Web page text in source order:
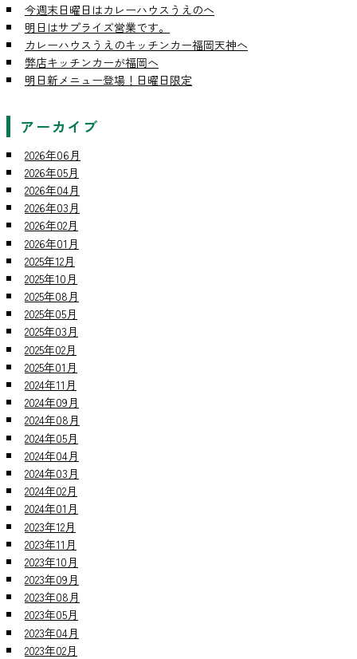
今週末日曜日はカレーハウスうえのへ
明日はサプライズ営業です。
カレーハウスうえのキッチンカー福岡天神へ
弊店キッチンカーが福岡へ
明日新メニュー登場！日曜日限定
アーカイブ
2026年06月
2026年05月
2026年04月
2026年03月
2026年02月
2026年01月
2025年12月
2025年10月
2025年08月
2025年05月
2025年03月
2025年02月
2025年01月
2024年11月
2024年09月
2024年08月
2024年05月
2024年04月
2024年03月
2024年02月
2024年01月
2023年12月
2023年11月
2023年10月
2023年09月
2023年08月
2023年05月
2023年04月
2023年02月